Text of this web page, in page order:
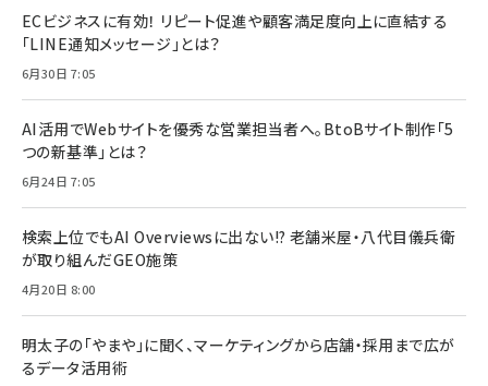
ECビジネスに有効！ リピート促進や顧客満足度向上に直結する
「LINE通知メッセージ」とは？
6月30日 7:05
AI活用でWebサイトを優秀な営業担当者へ。BtoBサイト制作「5
つの新基準」とは？
6月24日 7:05
検索上位でもAI Overviewsに出ない!? 老舗米屋・八代目儀兵衛
が取り組んだGEO施策
4月20日 8:00
明太子の「やまや」に聞く、マーケティングから店舗・採用まで広が
るデータ活用術